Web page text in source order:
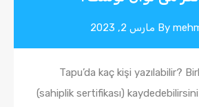
By مارس 2, 2023
Tapu’da kaç kişi yazılabilir?
(sahiplik sertifikası)